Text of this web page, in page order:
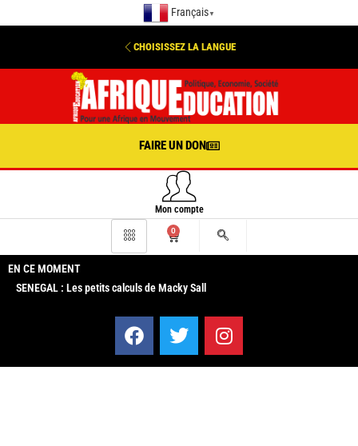
Français ▼
CHOISISSEZ LA LANGUE
FAIRE UN DON
Mon compte
0
EN CE MOMENT
SENEGAL : Les petits calculs de Macky Sall